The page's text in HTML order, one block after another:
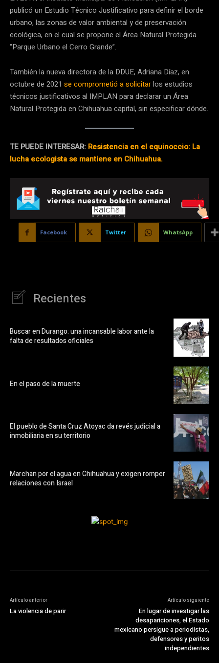
publicó un Estudio Técnico Justificativo para definir el borde
urbano, las zonas de valor ambiental y de preservación
ecológica, en el cual se propone el Área Natural Protegida
“Parque Urbano el Cerro Grande”.
También la nueva directora de la DDUE, Adriana Díaz, en
octubre de 2021 se comprometió a solicitarlos estudios
técnicos justificativos al IMPLAN para declarar un Área
Natural Protegida en Chihuahua capital, sin especificar dónde.
TE PUEDE INTERESAR: Resistencia en el equinoccio: La
lucha ecologista se mantiene en Chihuahua.
Facebook Twitter WhatsApp
Recientes
Buscar en Durango: una incansable labor ante la
falta de resultados oficiales
En el paso de la muerte
El pueblo de Santa Cruz Atoyac da revés judicial a
inmobiliaria en su territorio
Marchan por el agua en Chihuahua y exigen romper
relaciones con Israel
Artículo anterior
La violencia de parir
Artículo siguiente
En lugar de investigar las
desapariciones, el Estado
mexicano persigue a periodistas,
defensores y peritos
independientes